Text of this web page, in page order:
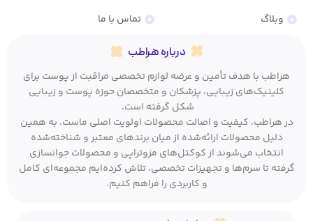
وبلاگ تماس با ما
درباره هراطب
هراطب با هدف تأمین و عرضه لوازم تخصصی مراقبت از پوست برای
کلینیک‌های زیبایی، پزشکان و متخصصان حوزه پوست و زیبایی
شکل گرفته است.
در هراطب، کیفیت و اصالت محصولات اولویت اصلی ماست. به همین
دلیل محصولات ارائه‌شده از میان برندهای معتبر و شناخته‌شده
انتخاب می‌شوند از کوکتل‌های مزوتراپی و محصولات جوانسازی
گرفته تا سرم‌ها و تجهیزات تخصصی، تلاش کرده‌ایم مجموعه‌ای کامل
و کاربردی را فراهم کنیم.